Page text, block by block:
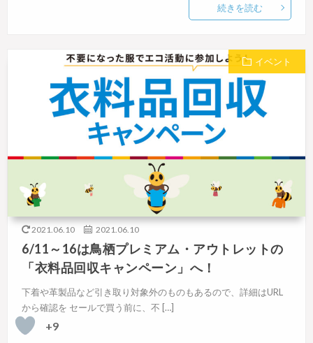
続きを読む
イベント
2021.06.10 2021.06.10
6/11～16は鳥栖プレミアム・アウトレットの
「衣料品回収キャンペーン」へ！
下着や革製品など引き取り対象外のものもあるので、詳細はURL
から確認を セールで買う前に、不 […]
+9